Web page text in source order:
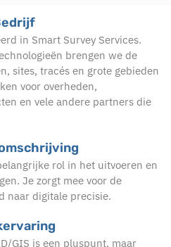
in Smart Survey Services.
brengen we de
sites, tracés en grote gebieden
voor overheden,
en vele andere partners die
rol in het uitvoeren en
Je zorgt mee voor de
naar digitale precisie.
GIS is een pluspunt, maar